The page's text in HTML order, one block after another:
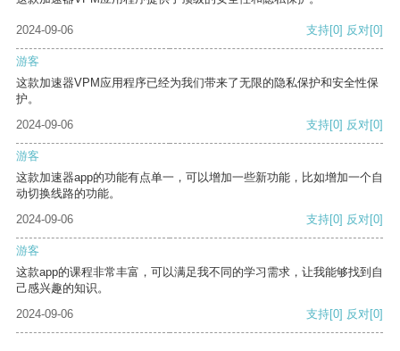
2024-09-06 支持[0] 反对[0]
游客
这款加速器VPM应用程序已经为我们带来了无限的隐私保护和安全性保
护。
2024-09-06
支持[0] 反对[0]
游客
这款加速器app的功能有点单一，可以增加一些新功能，比如增加一个自
动切换线路的功能。
2024-09-06
支持[0] 反对[0]
游客
这款app的课程非常丰富，可以满足我不同的学习需求，让我能够找到自
己感兴趣的知识。
2024-09-06
支持[0] 反对[0]